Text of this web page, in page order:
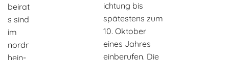
beirat
s sind
im
nordr
hein-
ichtung bis
spätestens zum
10. Oktober
eines Jahres
einberufen. Die